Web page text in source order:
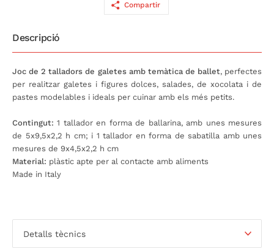
Compartir
Descripció
Joc de 2 talladors de galetes amb temàtica de ballet, perfectes
per realitzar galetes i figures dolces, salades, de xocolata i de
pastes modelables i ideals per cuinar amb els més petits.
Contingut: 1 tallador en forma de ballarina, amb unes mesures
de 5x9,5x2,2 h cm; i 1 tallador en forma de sabatilla amb unes
mesures de 9x4,5x2,2 h cm
Material: plàstic apte per al contacte amb aliments
Made in Italy
Detalls tècnics